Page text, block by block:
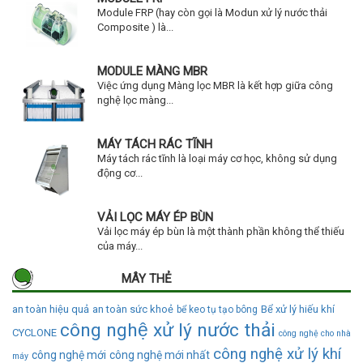
Module FRP (hay còn gọi là Modun xử lý nước thải
Composite ) là...
MODULE MÀNG MBR
Việc ứng dụng Màng lọc MBR là kết hợp giữa công
nghệ lọc màng...
MÁY TÁCH RÁC TĨNH
Máy tách rác tĩnh là loại máy cơ học, không sử dụng
động cơ...
VẢI LỌC MÁY ÉP BÙN
Vải lọc máy ép bùn là một thành phần không thể thiếu
của máy...
MÂY THẺ
an toàn hiệu quả an toàn sức khoẻ bể keo tụ tạo bông Bể xử lý hiếu khí
CYCLONE công nghệ xử lý nước thải công nghệ cho nhà
máy công nghệ mới công nghệ mới nhất công nghệ xử lý khí